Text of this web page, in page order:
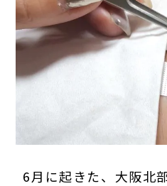
プライバシーポリシー
6月に起きた、大阪北